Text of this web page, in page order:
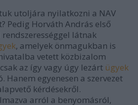
utoljára nyilatkozni a NAV
Pedig Horváth András első
látnak
, amelyek önmagukban is
vetett közbizalom
az így vagy úgy lezárt ügyek
Hanem egyenesen a szervezet
kérdésekről.
arról a benyomásról,